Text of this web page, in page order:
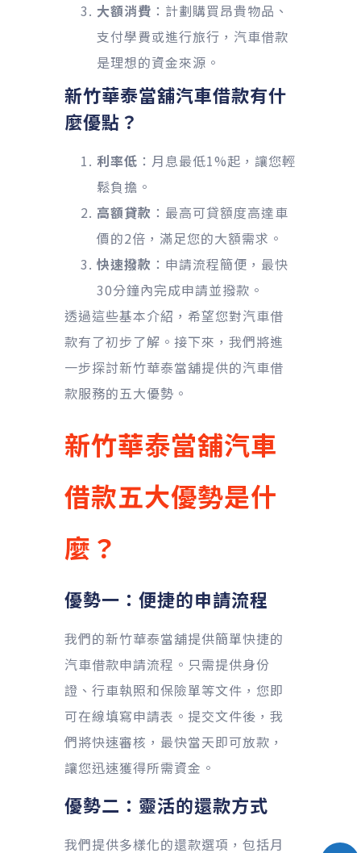
大額消費 ：計劃購買昂貴物品、
支付學費或進行旅行，汽車借款
是理想的資金來源。
新竹華泰當舖汽車借款有什
麼優點？
利率低 ：月息最低1%起，讓您輕
鬆負擔。
高額貸款 ：最高可貸額度高達車
價的2倍，滿足您的大額需求。
快速撥款 ：申請流程簡便，最快
30分鐘內完成申請並撥款。
透過這些基本介紹，希望您對汽車借
款有了初步了解。接下來，我們將進
一步探討新竹華泰當舖提供的汽車借
款服務的五大優勢。
新竹華泰當舖汽車
借款五大優勢是什
麼？
優勢一：便捷的申請流程
我們的新竹華泰當舖提供簡單快捷的
汽車借款申請流程。只需提供身份
證、行車執照和保險單等文件，您即
可在線填寫申請表。提交文件後，我
們將快速審核，最快當天即可放款，
讓您迅速獲得所需資金。
優勢二：靈活的還款方式
我們提供多樣化的還款選項，包括月